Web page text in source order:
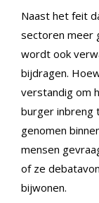
Naast het feit
sectoren meer
wordt ook
bijdragen.
verstandig om
burger inbreng
genomen
mensen
of ze
bijwonen.